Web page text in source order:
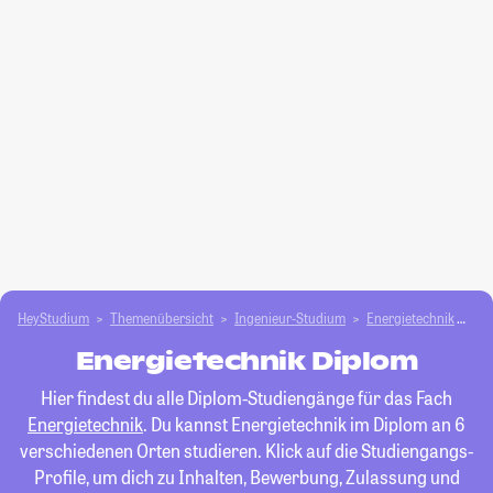
HeyStudium Themenübersicht Ingenieur-Studium Energietechnik
Energietechnik Diplom
Hier findest du alle Diplom-Studiengänge für das Fach
Energietechnik. Du kannst Energietechnik im Diplom an 6
verschiedenen Orten studieren. Klick auf die Studiengangs-
Profile, um dich zu Inhalten, Bewerbung, Zulassung und